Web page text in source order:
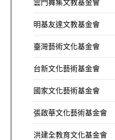
雲門舞集文教基金會
明基友達文教基金會
臺灣藝術文化基金會
台新文化藝術基金會
國家文化藝術基金會
張啟華文化藝術基金會
洪建全教育文化基金會